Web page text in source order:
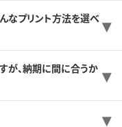
なプリント方法を選べ
が、納期に間に合うか